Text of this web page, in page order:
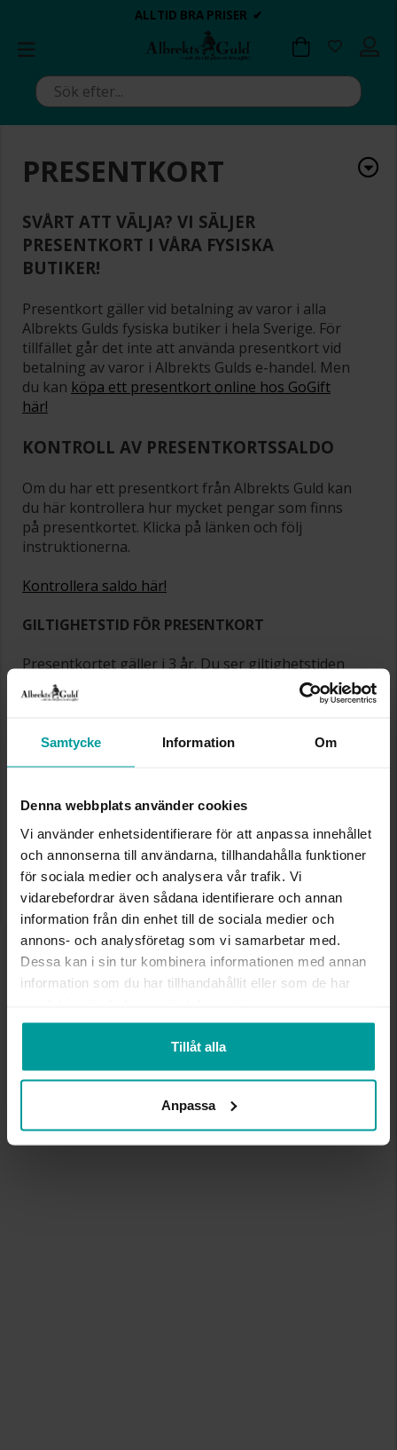
Samtycke Information Om
Denna webbplats använder cookies
Vi använder enhetsidentifierare för att anpassa innehållet
och annonserna till användarna, tillhandahålla funktioner
för sociala medier och analysera vår trafik. Vi
vidarebefordrar även sådana identifierare och annan
information från din enhet till de sociala medier och
annons- och analysföretag som vi samarbetar med.
Dessa kan i sin tur kombinera informationen med annan
information som du har tillhandahållit eller som de har
Tillåt alla
Anpassa
ALLTID BRA PRISER ✔
DAGS ATT POPPA?
💍💘
BETALA MED KLARNA ✔
ALLTID BRA PRISER ✔
DAGS ATT POPPA?
💍💘
PRESENTKORT
SVÅRT ATT VÄLJA? VI SÄLJER
PRESENTKORT I VÅRA FYSISKA
BUTIKER!
Presentkort gäller vid betalning av varor i alla
Albrekts Gulds fysiska butiker i hela Sverige. För
tillfället går det inte att använda presentkort vid
betalning av varor i Albrekts Gulds e-handel. Men
du kan köpa ett presentkort online hos GoGift
här!
KONTROLL AV PRESENTKORTSSALDO
Om du har ett presentkort från Albrekts Guld kan
du här kontrollera hur mycket pengar som finns
på presentkortet. Klicka på länken och följ
instruktionerna.
Kontrollera saldo här!
GILTIGHETSTID FÖR PRESENTKORT
Presentkortet gäller i 3 år. Du ser giltighetstiden
på presentkortet om du går in på Kontrollera
presentkortssaldo. Om presentkortet laddats mer
presentkortet först när du använder det. Öppet
köp gäller ej på presentkort.
KÖP MED PRESENTKORT
Presentkort gäller vid betalning av varor i alla
Albrekts Gulds fysiska butiker i hela Sverige.
VID RETUR
Om du har betalat med ett presentkort får du ett
nytt presentkort på returbeloppet. Presentkort
kan inte bytas mot kontanter.